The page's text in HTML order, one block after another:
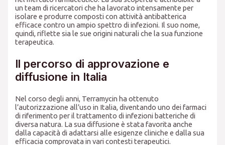
un team di ricercatori che ha lavorato intensamente per
isolare e produrre composti con attività antibatterica
efficace contro un ampio spettro di infezioni. Il suo nome,
quindi, riflette sia le sue origini naturali che la sua funzione
terapeutica.
Il percorso di approvazione e
diffusione in Italia
Nel corso degli anni, Terramycin ha ottenuto
l’autorizzazione all’uso in Italia, diventando uno dei farmaci
di riferimento per il trattamento di infezioni batteriche di
diversa natura. La sua diffusione è stata favorita anche
dalla capacità di adattarsi alle esigenze cliniche e dalla sua
efficacia comprovata in vari contesti terapeutici.